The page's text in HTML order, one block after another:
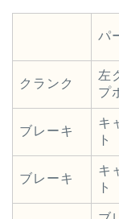
パ
クランク
左
プ
ブレーキ
キ
ト
ブレーキ
キ
ト